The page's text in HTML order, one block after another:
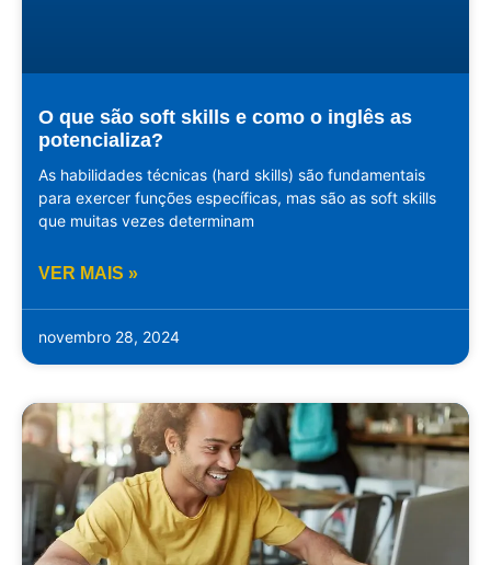
O que são soft skills e como o inglês as
potencializa?
As habilidades técnicas (hard skills) são fundamentais
para exercer funções específicas, mas são as soft skills
que muitas vezes determinam
VER MAIS »
novembro 28, 2024